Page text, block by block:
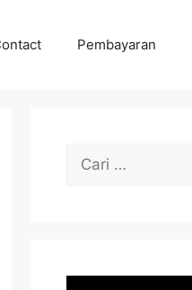
Pembayaran
Cari